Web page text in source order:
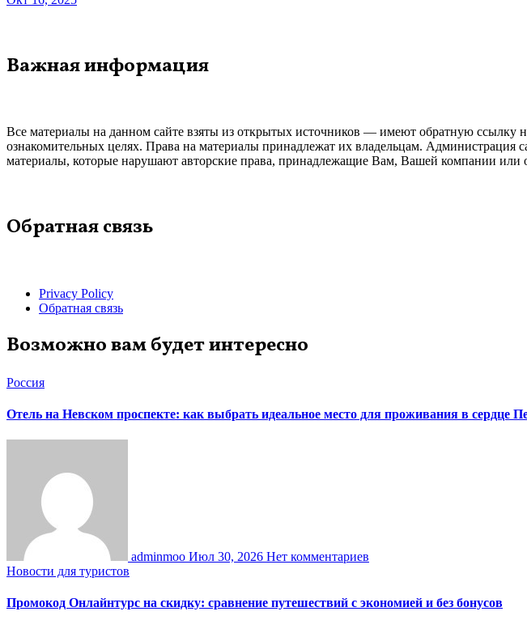
Важная информация
Все материалы на данном сайте взяты из открытых источников — имеют обратную ссылку
ознакомительных целях. Права на материалы принадлежат их владельцам. Администрация
материалы, которые нарушают авторские права, принадлежащие Вам, Вашей компании или
Обратная связь
Privacy Policy
Обратная связь
Возможно вам будет интересно
Россия
Отель на Невском проспекте: как выбрать идеальное место для проживания в сердце
adminmoo Июл 30, 2026 Нет комментариев
Новости для туристов
Промокод Онлайнтурс на скидку: сравнение путешествий с экономией и без бонусов